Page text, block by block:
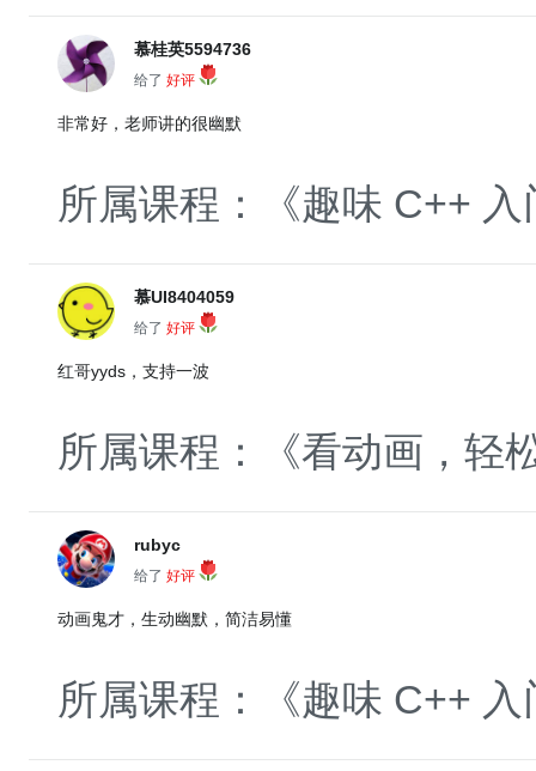
慕桂英5594736
给了 好评
非常好，老师讲的很幽默
所属课程：《趣味 C++ 入
慕UI8404059
给了 好评
红哥yyds，支持一波
所属课程：《看动画，轻
rubyc
给了 好评
动画鬼才，生动幽默，简洁易懂
所属课程：《趣味 C++ 入